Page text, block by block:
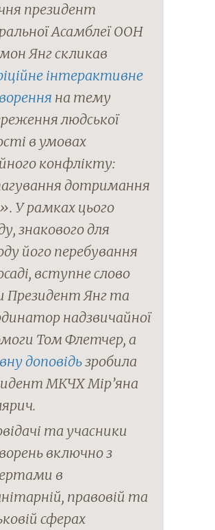
президент
Асамблеї ООН
Янг скликав
інтерактивне
на тему
людської
в умовах
конфлікту:
дотримання
У рамках цього
знакового для
його перебування
вступне слово
Президент Янг та
надзвичайної
Том Флетчер, а
доповідьзробила
МКЧХ Мір’яна
та учасники
включно з
в
правовій та
сферах